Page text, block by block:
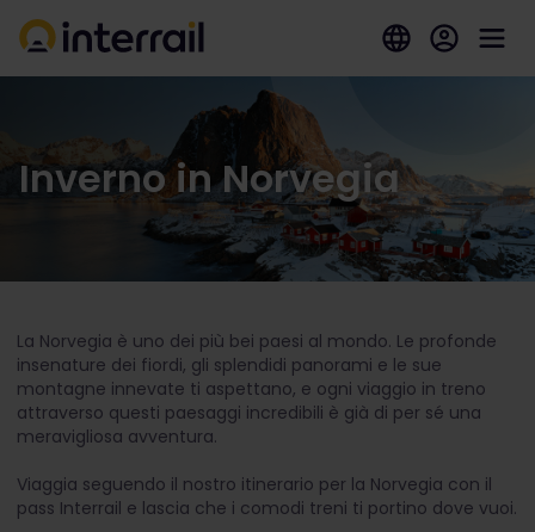
Inverno in Norvegia
La Norvegia è uno dei più bei paesi al mondo. Le profonde
insenature dei fiordi, gli splendidi panorami e le sue
montagne innevate ti aspettano, e ogni viaggio in treno
attraverso questi paesaggi incredibili è già di per sé una
meravigliosa avventura.
Viaggia seguendo il nostro itinerario per la Norvegia con il
pass Interrail e lascia che i comodi treni ti portino dove vuoi.